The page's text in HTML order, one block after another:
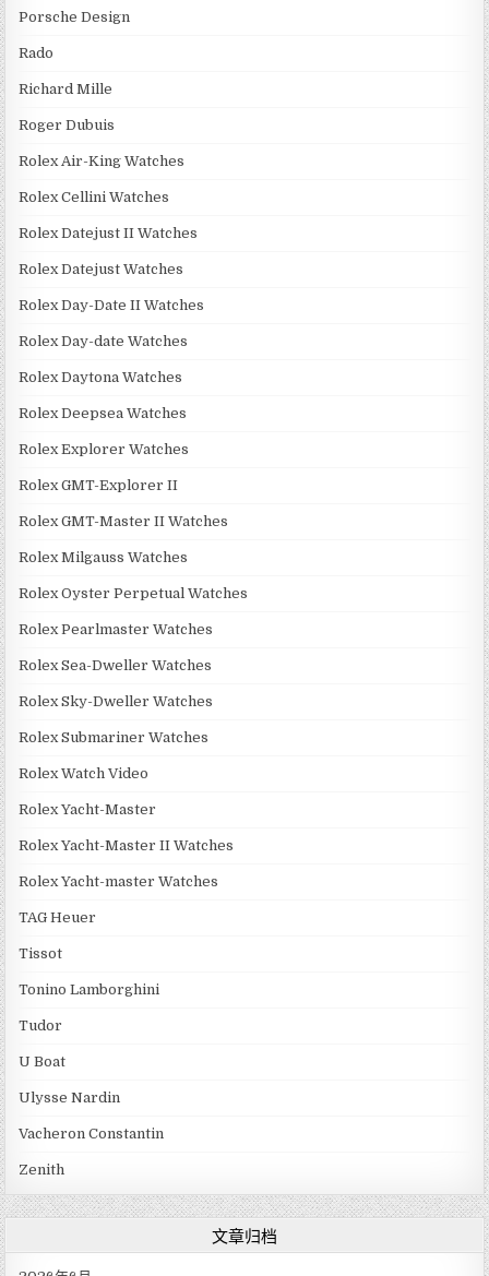
Porsche Design
Rado
Richard Mille
Roger Dubuis
Rolex Air-King Watches
Rolex Cellini Watches
Rolex Datejust II Watches
Rolex Datejust Watches
Rolex Day-Date II Watches
Rolex Day-date Watches
Rolex Daytona Watches
Rolex Deepsea Watches
Rolex Explorer Watches
Rolex GMT-Explorer II
Rolex GMT-Master II Watches
Rolex Milgauss Watches
Rolex Oyster Perpetual Watches
Rolex Pearlmaster Watches
Rolex Sea-Dweller Watches
Rolex Sky-Dweller Watches
Rolex Submariner Watches
Rolex Watch Video
Rolex Yacht-Master
Rolex Yacht-Master II Watches
Rolex Yacht-master Watches
TAG Heuer
Tissot
Tonino Lamborghini
Tudor
U Boat
Ulysse Nardin
Vacheron Constantin
Zenith
文章归档